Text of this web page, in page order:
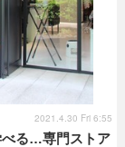
べる…専門ストア
2021.4.30 Fri 6:55